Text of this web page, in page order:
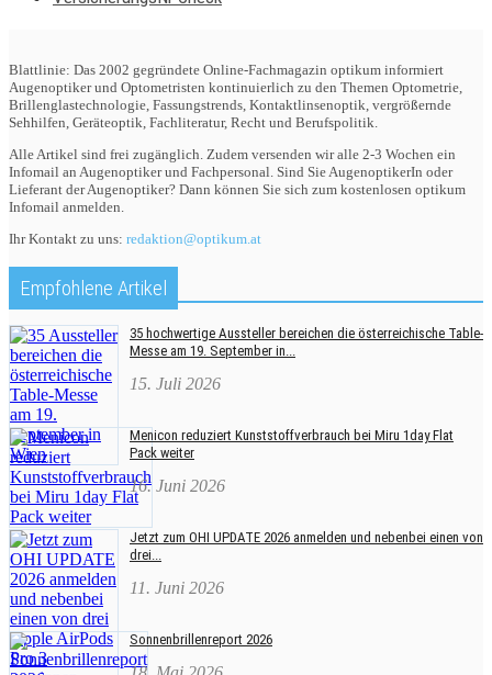
Blattlinie: Das 2002 gegründete Online-Fachmagazin optikum informiert
Augenoptiker und Optometristen kontinuierlich zu den Themen Optometrie,
Brillenglastechnologie, Fassungstrends, Kontaktlinsenoptik, vergrößernde
Sehhilfen, Geräteoptik, Fachliteratur, Recht und Berufspolitik.
Alle Artikel sind frei zugänglich. Zudem versenden wir alle 2-3 Wochen ein
Infomail an Augenoptiker und Fachpersonal. Sind Sie AugenoptikerIn oder
Lieferant der Augenoptiker? Dann können Sie sich zum kostenlosen optikum
Infomail anmelden.
Ihr Kontakt zu uns: redaktion@optikum.at
Empfohlene Artikel
35 hochwertige Aussteller bereichen die österreichische Table-
Messe am 19. September in...
15. Juli 2026
Menicon reduziert Kunststoffverbrauch bei Miru 1day Flat
Pack weiter
16. Juni 2026
Jetzt zum OHI UPDATE 2026 anmelden und nebenbei einen von
drei...
11. Juni 2026
Sonnenbrillenreport 2026